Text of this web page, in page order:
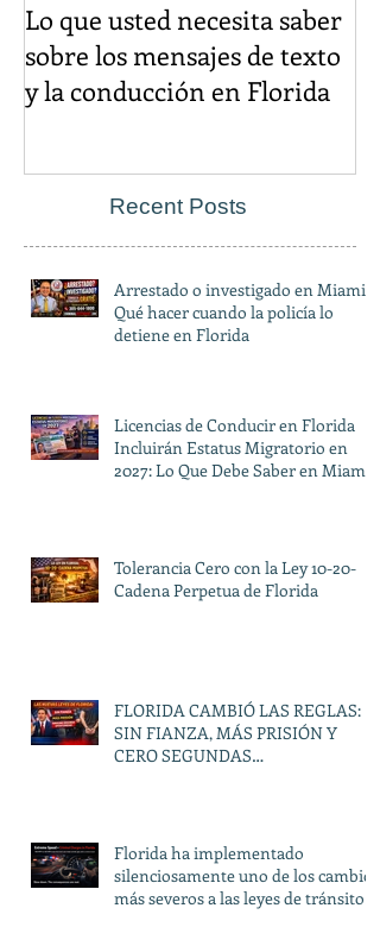
Lo que usted necesita saber
sobre los mensajes de texto
y la conducción en Florida
Recent Posts
Arrestado o investigado en Miami?
Qué hacer cuando la policía lo
detiene en Florida
Licencias de Conducir en Florida
Incluirán Estatus Migratorio en
2027: Lo Que Debe Saber en Miami
Tolerancia Cero con la Ley 10-20-
Cadena Perpetua de Florida
FLORIDA CAMBIÓ LAS REGLAS:
SIN FIANZA, MÁS PRISIÓN Y
CERO SEGUNDAS
Florida ha implementado
silenciosamente uno de los cambios
más severos a las leyes de tránsito